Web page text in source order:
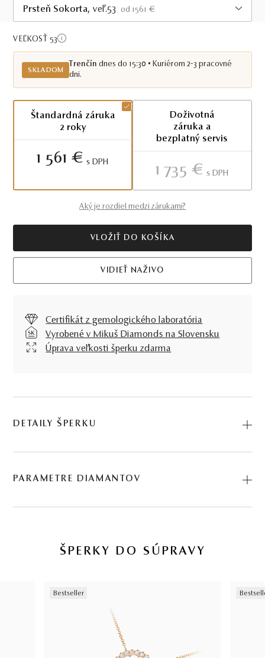
Prsteň Sokorta, veľ.53
od 1561 €
Skladom TN
VEĽKOSŤ 53
SKLADOM
Trenčín dnes do 15:30 • Kuriérom 2-3 pracovné
dni.
Štandardná záruka
2 roky
1 561 € S DPH
Doživotná
záruka a
bezplatný servis
1 735 € S DPH
Aký je rozdiel medzi zárukami?
VLOŽIŤ DO KOŠÍKA
VIDIEŤ NAŽIVO
Certifikát z gemologického laboratória
Vyrobené v Mikuš Diamonds na Slovensku
Úprava veľkosti šperku zdarma
DETAILY ŠPERKU
prírodné materiály: ružové zlato, diamant. Kód:
20 KS DIAMANTOV
RUŽOVÉ ZLATO
PARAMETRE DIAMANTOV
20 ∑ 0,148 ct
ŠPERKY DO SÚPRAVY
Bestseller